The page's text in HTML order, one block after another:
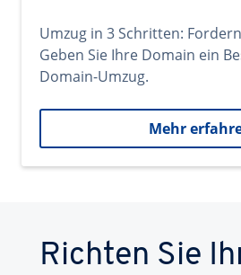
Umzug in 3 Schritten:
Geben Sie Ihre Domain ein
Domain-Umzug.
Mehr
Richten Sie